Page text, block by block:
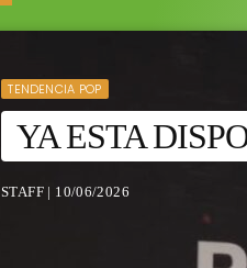
TENDENCIA POP
YA ESTA
STAFF | 10/06/2026